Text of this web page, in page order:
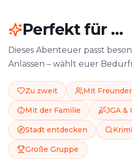
Perfekt für …
Dieses Abenteuer passt
Anlässen – wählt euer
Zu zweit Mit
Mit der Familie JGA &
Stadt entdecken
Große Gruppe